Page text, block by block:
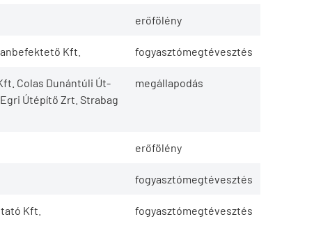
erőfölény
Kft. fogyasztómegtévesztés
Colas Dunántúli Út-
Útépítő Zrt. Strabag
megállapodás
erőfölény
fogyasztómegtévesztés
Kft. fogyasztómegtévesztés